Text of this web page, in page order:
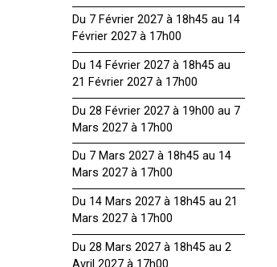
Du 7 Février 2027 à 18h45 au 14
Février 2027 à 17h00
Du 14 Février 2027 à 18h45 au
21 Février 2027 à 17h00
Du 28 Février 2027 à 19h00 au 7
Mars 2027 à 17h00
Du 7 Mars 2027 à 18h45 au 14
Mars 2027 à 17h00
Du 14 Mars 2027 à 18h45 au 21
Mars 2027 à 17h00
Du 28 Mars 2027 à 18h45 au 2
Avril 2027 à 17h00